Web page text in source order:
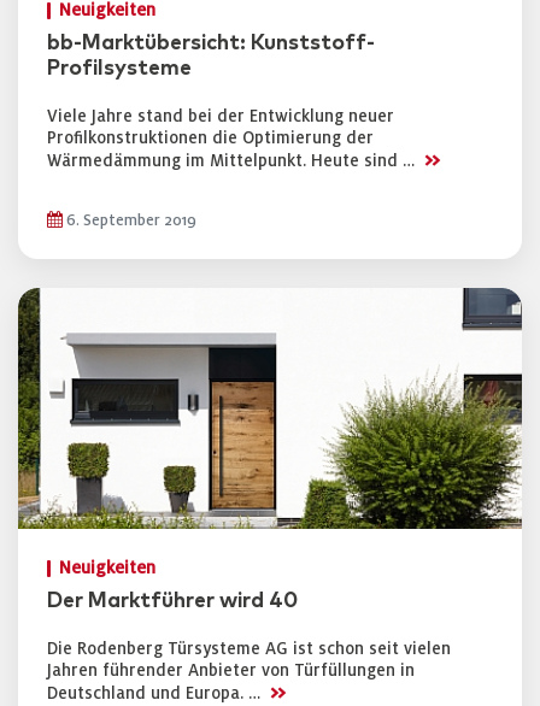
Neuigkeiten
bb-Marktübersicht: Kunststoff-
Profilsysteme
Viele Jahre stand bei der Entwicklung neuer
Profilkonstruktionen die Optimierung der
Wärmedämmung im Mittelpunkt. Heute sind … >>
6. September 2019
Neuigkeiten
Der Marktführer wird 40
Die Rodenberg Türsysteme AG ist schon seit vielen
Jahren führender Anbieter von Türfüllungen in
Deutschland und Europa. … >>